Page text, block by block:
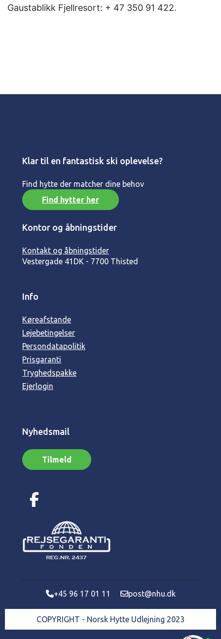
Gaustablikk Fjellresort: + 47 350 91 422.
Klar til en fantastisk ski oplevelse?
Find hytte der matcher dine behov
Find hytter her
Kontor og åbningstider
Kontakt og åbningstider
Vestergade 41 DK - 7700 Thisted
Info
Køreafstande
Lejebetingelser
Persondatapolitik
Prisgaranti
Tryghedspakke
Ejerlogin
Nyhedsmail
Tilmeld
+45 96 17 01 11 post@nhu.dk
COPYRIGHT - Norsk Hytte Udlejning 2023